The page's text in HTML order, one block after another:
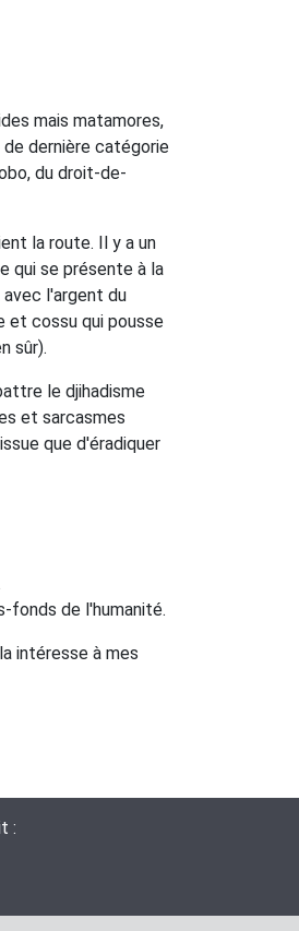
mais matamores,
dernière catégorie
du droit-de-
la route. Il y a un
qui se présente à la
l'argent du
et cossu qui pousse
sûr).
le djihadisme
et sarcasmes
que d'éradiquer
fonds de l'humanité.
intéresse à mes
: